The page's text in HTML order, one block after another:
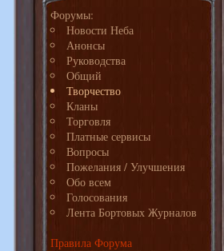
Форумы:
Новости Неба
Анонсы
Руководства
Общий
Творчество
Кланы
Торговля
Платные сервисы
Вопросы
Пожелания / Улучшения
Обо всем
Голосования
Лента Бортовых Журналов
Правила Форума